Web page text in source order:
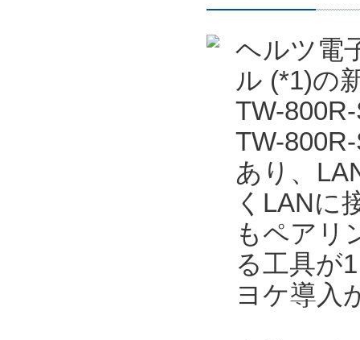
ヘルツ電
ル (*1)の
TW-
TW-
あり、
くLANに
もペアリ
る工具が
ヨケ導入